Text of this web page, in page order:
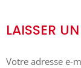
LAISSER
Votre adresse e-